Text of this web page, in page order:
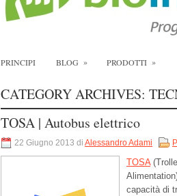
PRINCIPI BLOG » PRODOTTI »
CATEGORY ARCHIVES:
TOSA | Autobus elettrico
22 Giugno 2013 di Alessandro Adami
TOSA
capacità di